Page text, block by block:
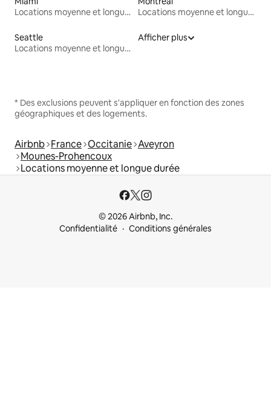
Locations moyenne et longue durée
Locations moyenne et longue durée
Seattle
Locations moyenne et longue durée
Afficher plus
* Des exclusions peuvent s'appliquer en fonction des zones
géographiques et des logements.
Airbnb France Occitanie Aveyron
Mounes-Prohencoux
Locations moyenne et longue durée
© 2026 Airbnb, Inc.
Confidentialité
Conditions générales